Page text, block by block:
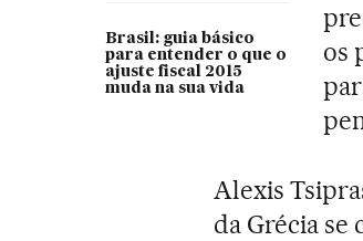
Brasil: guia básico
para entender o que o
ajuste fiscal 2015
muda na sua vida
os
Alexis
da Grécia